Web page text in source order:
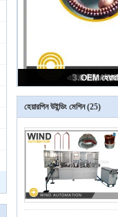
টিগ
হেয়ারপিন উইন্ডিং মেশিন (25)